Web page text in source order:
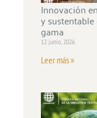
Innovación
y
gama
12 junio, 2026
Leer más »